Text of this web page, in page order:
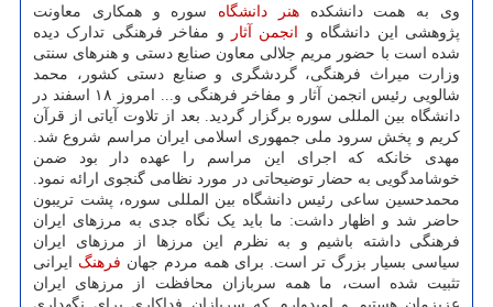
وی به همت دانشکدههنر دانشگاه سوره و همکاری معاونت
پژوهشی این دانشگاه و
انجمن آثار
و مفاخر فرهنگی تدارک دیده
شده است با حضور مریم جلالی معاون صنایع دستی و هنرهای سنتی
وزارت میراث فرهنگی، گردشگری و صنایع دستی کشور، محمد
شالویی رئیس انجمن آثار و مفاخر فرهنگی و... امروز ۱۸ اسفند در
دانشگاه بین المللی سوره برگزار گردید. بعد از تلاوت آیاتی از قرآن
کریم و پخش سرود ملی جمهوری اسلامی ایران مراسم شروع شد.
مهدی خانکه که اجرای این مراسم را عهده دار بود ضمن
خوشامدگویی به حضار توضیحاتی در مورد نظامی گنجوی ارائه نمود.
محمدحسین ساعی رئیس دانشگاه بین المللی سوره، پشت تریبون
حاضر شد و اظهار داشت: ما باید یک نگاه جدی به مرزهای ایران
فرهنگی داشته باشیم و به نظرم این مرزها از مرزهای ایران
سیاسی بسیار بزرگ تر است. برای همه مردم جهان فرهنگ ایرانی
تثبیت شده است، ما همه سربازان محافظت از مرزهای ایران